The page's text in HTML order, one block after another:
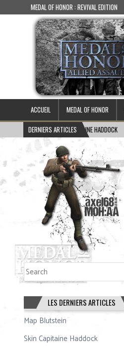
MEDAL OF HONOR : REVIVAL EDITION
ACCUEIL MEDAL OF HONOR
DERNIERS ARTICLES
SKIN CAPITAINE HADDOCK
Rechercher
LES DERNIERS ARTICLES
Map Blutstein
Skin Capitaine Haddock